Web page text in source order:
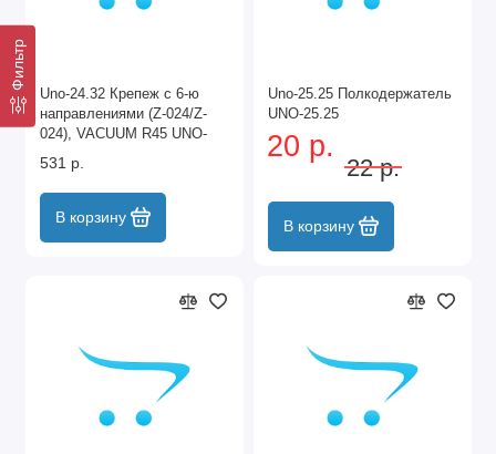
Фильтр
Unо-24.32 Крепеж с 6-ю
направлениями (Z-024/Z-
024), VACUUM R45 UNO-
24.32
531 р.
В корзину
Unо-25.25 Полкодержатель
UNO-25.25
20 р.
22 р.
В корзину